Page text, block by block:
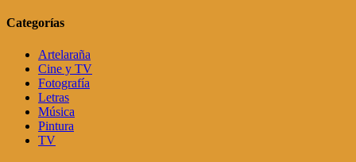
Categorías
Artelaraña
Cine y TV
Fotografía
Letras
Música
Pintura
TV